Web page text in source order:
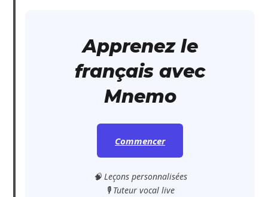
Apprenez le
français avec
Mnemo
Commencer
🧠 Leçons personnalisées
🎙️ Tuteur vocal live